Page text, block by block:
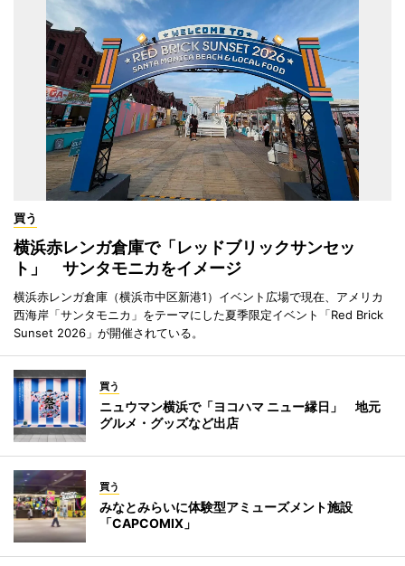
買う
横浜赤レンガ倉庫で「レッドブリックサンセッ
ト」 サンタモニカをイメージ
横浜赤レンガ倉庫（横浜市中区新港1）イベント広場で現在、アメリカ
西海岸「サンタモニカ」をテーマにした夏季限定イベント「Red Brick
Sunset 2026」が開催されている。
買う
ニュウマン横浜で「ヨコハマ ニュー縁日」 地元
グルメ・グッズなど出店
買う
みなとみらいに体験型アミューズメント施設
「CAPCOMIX」